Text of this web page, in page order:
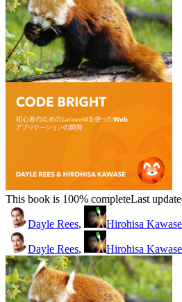
This book is 100% completeLast
Dayle Rees, Hirohisa Kawase
Dayle Rees, Hirohisa Kawase